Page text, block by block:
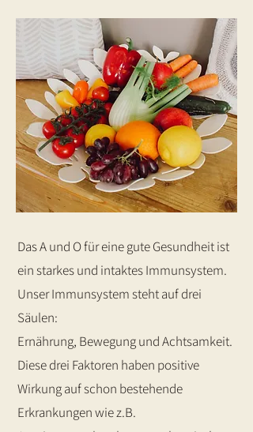
Das A und O für eine gute Gesundheit ist
ein starkes und intaktes Immunsystem.
Unser Immunsystem steht auf drei
Säulen:
Ernährung, Bewegung und Achtsamkeit.
Diese drei Faktoren haben positive
Wirkung auf schon bestehende
Erkrankungen wie z.B.